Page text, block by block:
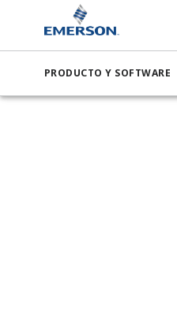
PRODUCTO Y SOFTWARE